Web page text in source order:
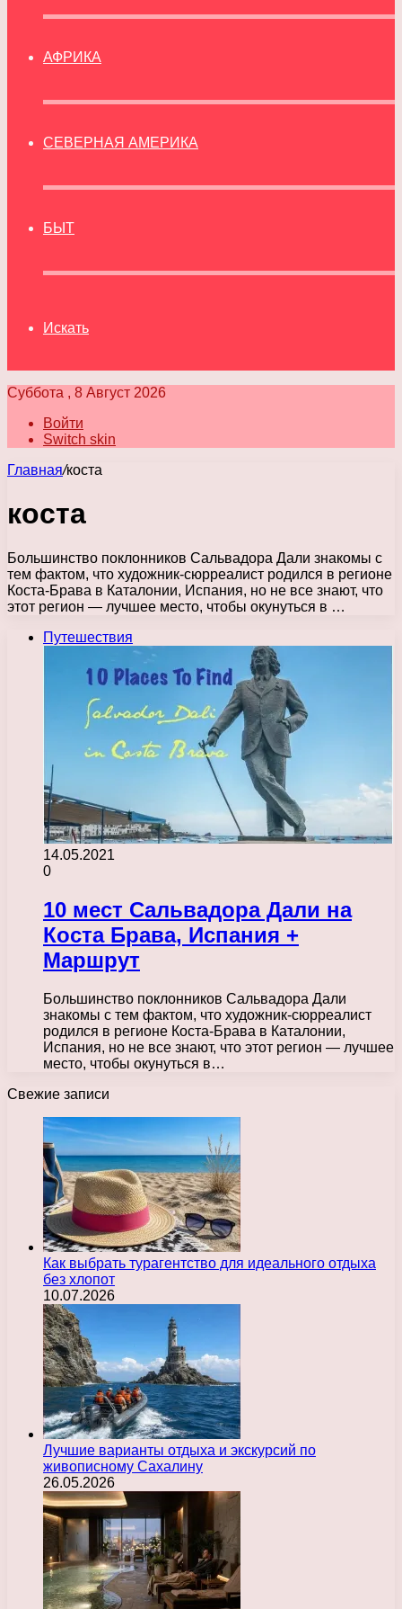
АФРИКА
СЕВЕРНАЯ АМЕРИКА
БЫТ
Искать
Суббота , 8 Август 2026
Войти
Switch skin
Главная/коста
коста
Большинство поклонников Сальвадора Дали знакомы с
тем фактом, что художник-сюрреалист родился в регионе
Коста-Брава в Каталонии, Испания, но не все знают, что
этот регион — лучшее место, чтобы окунуться в …
Путешествия
14.05.2021
0
10 мест Сальвадора Дали на
Коста Брава, Испания +
Маршрут
Большинство поклонников Сальвадора Дали
знакомы с тем фактом, что художник-сюрреалист
родился в регионе Коста-Брава в Каталонии,
Испания, но не все знают, что этот регион — лучшее
место, чтобы окунуться в…
Свежие записи
Как выбрать турагентство для идеального отдыха
без хлопот
10.07.2026
Лучшие варианты отдыха и экскурсий по
живописному Сахалину
26.05.2026